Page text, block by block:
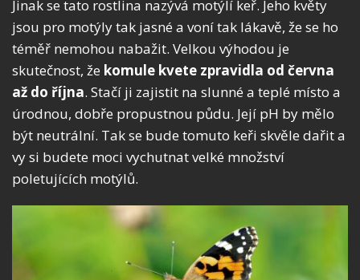
Jinak se tato rostlina nazývá motýlí keř. Jeho květy
jsou pro motýly tak jasné a voní tak lákavě, že se ho
téměř nemohou nabažit. Velkou výhodou je
skutečnost, že komule kvete zpravidla od června
až do října. Stačí ji zajistit na slunné a teplé místo a
úrodnou, dobře propustnou půdu. Její pH by mělo
být neutrální. Tak se bude tomuto keři skvěle dařit a
vy si budete moci vychutnat velké množství
poletujících motýlů.